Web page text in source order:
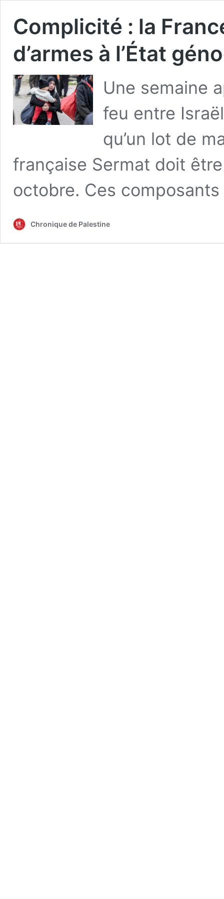
Complicité : la
d’armes à l’État
Une semaine
feu entre
qu’un lot de
française Sermat doit
octobre. Ces
Chronique de Palestine